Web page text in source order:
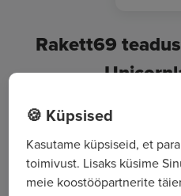
Rakett69
Kõik
🍪 Küpsised
Kasutame küpsiseid, et
toimivust. Lisaks küsime
meie koostööpartnerite